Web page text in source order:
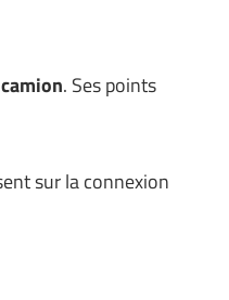
. Ses points
sur la connexion